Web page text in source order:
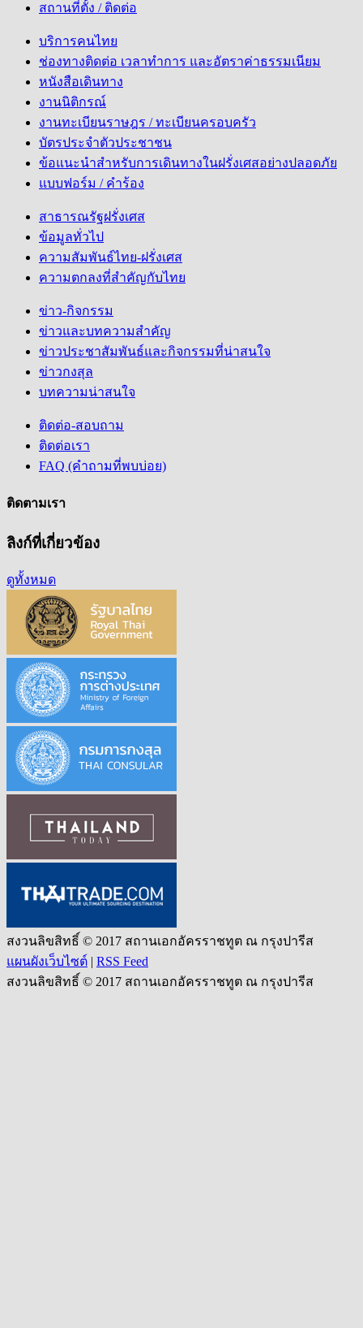
สถานที่ตั้ง / ติดต่อ
บริการคนไทย
ช่องทางติดต่อ เวลาทำการ และอัตราค่าธรรมเนียม
หนังสือเดินทาง
งานนิติกรณ์
งานทะเบียนราษฎร / ทะเบียนครอบครัว
บัตรประจำตัวประชาชน
ข้อแนะนำสำหรับการเดินทางในฝรั่งเศสอย่างปลอดภัย
แบบฟอร์ม / คำร้อง
สาธารณรัฐฝรั่งเศส
ข้อมูลทั่วไป
ความสัมพันธ์ไทย-ฝรั่งเศส
ความตกลงที่สำคัญกับไทย
ข่าว-กิจกรรม
ข่าวและบทความสำคัญ
ข่าวประชาสัมพันธ์และกิจกรรมที่น่าสนใจ
ข่าวกงสุล
บทความน่าสนใจ
ติดต่อ-สอบถาม
ติดต่อเรา
FAQ (คำถามที่พบบ่อย)
ติดตามเรา
ลิงก์ที่เกี่ยวข้อง
ดูทั้งหมด
สงวนลิขสิทธิ์ © 2017 สถานเอกอัครราชทูต ณ กรุงปารีส
แผนผังเว็บไซต์ | RSS Feed
สงวนลิขสิทธิ์ © 2017 สถานเอกอัครราชทูต ณ กรุงปารีส